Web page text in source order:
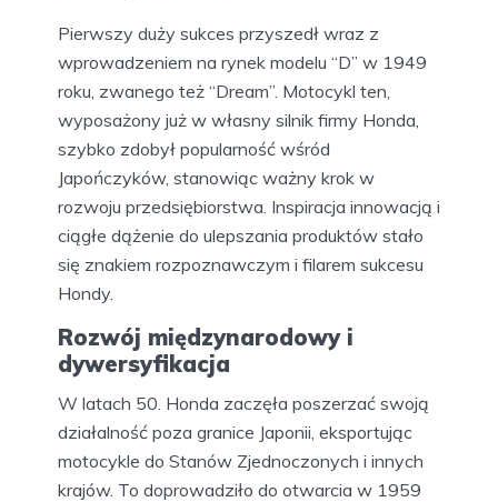
Pierwszy duży sukces przyszedł wraz z
wprowadzeniem na rynek modelu “D” w 1949
roku, zwanego też “Dream”. Motocykl ten,
wyposażony już w własny silnik firmy Honda,
szybko zdobył popularność wśród
Japończyków, stanowiąc ważny krok w
rozwoju przedsiębiorstwa. Inspiracja innowacją i
ciągłe dążenie do ulepszania produktów stało
się znakiem rozpoznawczym i filarem sukcesu
Hondy.
Rozwój międzynarodowy i
dywersyfikacja
W latach 50. Honda zaczęła poszerzać swoją
działalność poza granice Japonii, eksportując
motocykle do Stanów Zjednoczonych i innych
krajów. To doprowadziło do otwarcia w 1959